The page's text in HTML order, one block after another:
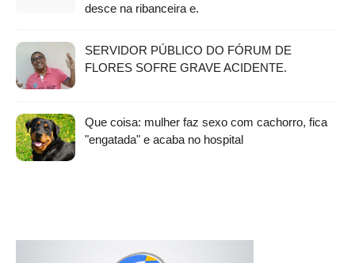
desce na ribanceira e.
SERVIDOR PÚBLICO DO FÓRUM DE
FLORES SOFRE GRAVE ACIDENTE.
Que coisa: mulher faz sexo com cachorro, fica
"engatada" e acaba no hospital